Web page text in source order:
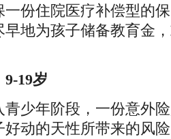
一份住院医疗补偿型的
早地为孩子储备教育金
19岁
年阶段，一份意外险
好动的天性所带来的风